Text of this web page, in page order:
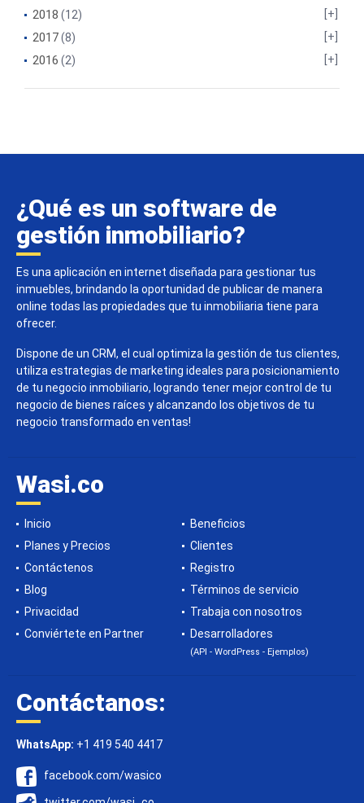
2018 (12)
2017(8)
2016 (2)
¿Qué es un software de
gestión inmobiliario?
Es una aplicación en internet diseñada para gestionar tus
inmuebles, brindando la oportunidad de publicar de manera
online todas las propiedades que tu inmobiliaria tiene para
ofrecer.
Dispone de un CRM, el cual optimiza la gestión de tus clientes,
utiliza estrategias de marketing ideales para posicionamiento
de tu negocio inmobiliario, logrando tener mejor control de tu
negocio de bienes raíces y alcanzando los objetivos de tu
negocio transformado en ventas!
Wasi.co
Inicio
Beneficios
Planes y Precios
Clientes
Contáctenos
Registro
Blog
Términos de servicio
Privacidad
Trabaja con nosotros
Conviértete en Partner
Desarrolladores
(API - WordPress - Ejemplos)
Contáctanos:
WhatsApp: +1 419 540 4417
facebook.com/wasico